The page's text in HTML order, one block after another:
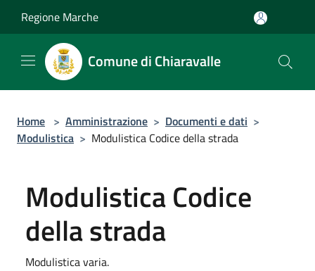
Regione Marche
Comune di Chiaravalle
Home > Amministrazione > Documenti e dati >
Modulistica > Modulistica Codice della strada
Modulistica Codice
della strada
Modulistica varia.